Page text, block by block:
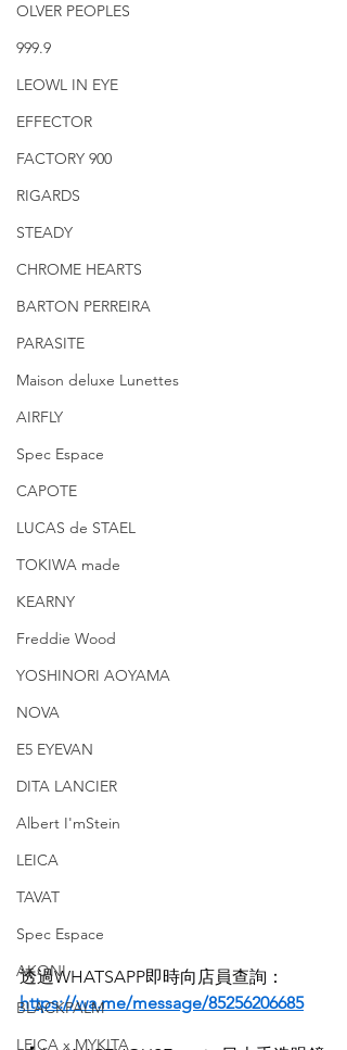
OLVER PEOPLES
999.9
LEOWL IN EYE
EFFECTOR
FACTORY 900
RIGARDS
STEADY
CHROME HEARTS
BARTON PERREIRA
PARASITE
Maison deluxe Lunettes
AIRFLY
Spec Espace
CAPOTE
LUCAS de STAEL
TOKIWA made
KEARNY
Freddie Wood
YOSHINORI AOYAMA
NOVA
E5 EYEVAN
DITA LANCIER
Albert I'mStein
LEICA
TAVAT
Spec Espace
AKONI
BLACKPALM
LEICA x MYKITA
透過WHATSAPP即時向店員查詢：
https://wa.me/message/85256206685